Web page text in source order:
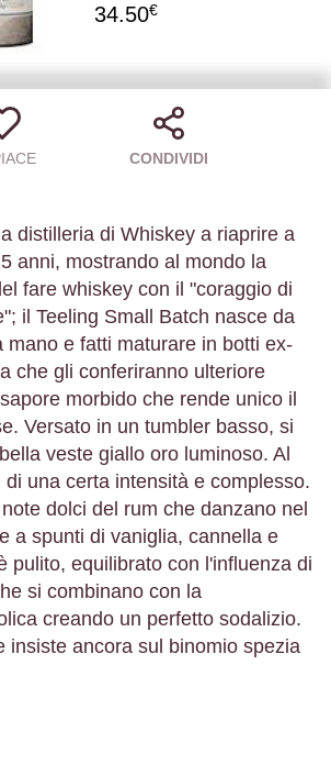
34.50€
CONDIVIDI
distilleria di Whiskey a riaprire a
anni, mostrando al mondo la
fare whiskey con il "coraggio di
il Teeling Small Batch nasce da
mano e fatti maturare in botti ex-
che gli conferiranno ulteriore
morbido che rende unico il
Versato in un tumbler basso, si
veste giallo oro luminoso. Al
una certa intensità e complesso.
dolci del rum che danzano nel
a spunti di vaniglia, cannella e
pulito, equilibrato con l'influenza di
si combinano con la
creando un perfetto sodalizio.
insiste ancora sul binomio spezia